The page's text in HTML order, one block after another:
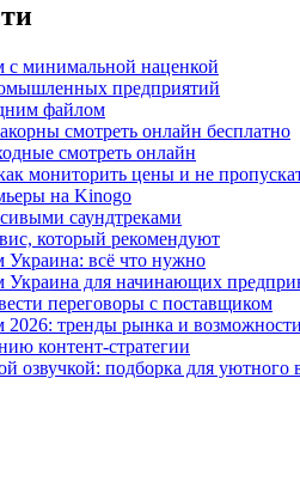
с минимальной наценкой
предприятий
файлом
смотреть онлайн бесплатно
смотреть онлайн
мониторить цены и не
на Kinogo
саундтреками
который рекомендуют
Украина: всё что нужно
Украина для начинающих
переговоры с поставщиком
2026: тренды рынка и возможности
контент-стратегии
озвучкой: подборка для уютного